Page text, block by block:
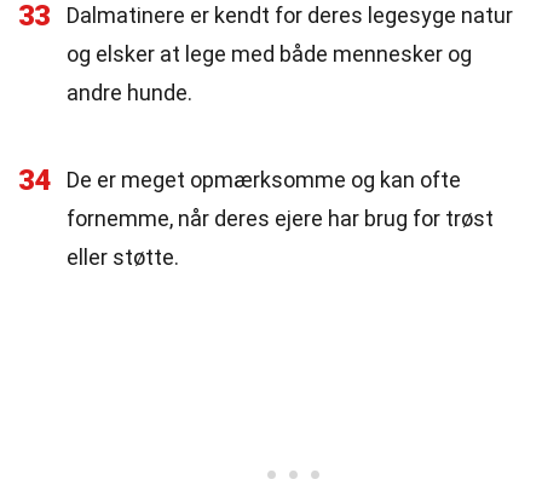
33
Dalmatinere er kendt for deres legesyge natur
og elsker at lege med både mennesker og
andre hunde.
34
De er meget opmærksomme og kan ofte
fornemme, når deres ejere har brug for trøst
eller støtte.